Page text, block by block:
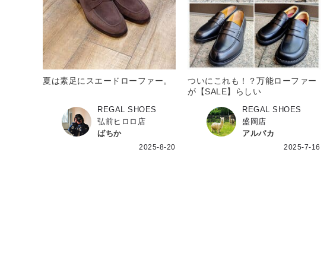
夏は素足にスエードローファー。
REGAL SHOES
弘前ヒロロ店
ばちか
2025-8-20
ついにこれも！？万能ローファー
が【SALE】らしい
REGAL SHOES
盛岡店
アルパカ
2025-7-16